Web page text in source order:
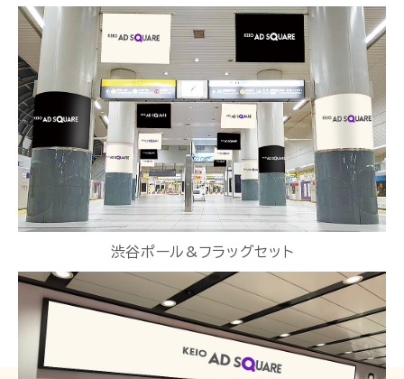
渋谷ポール&フラッグセット